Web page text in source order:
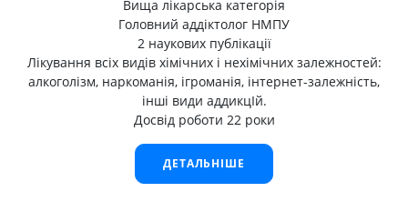
Вища лікарська категорія
Головний аддіктолог НМПУ
2 наукових публікації
Лікування всіх видів хімічних і нехімічних залежностей:
алкоголізм, наркоманія, ігроманія, інтернет-залежність,
інші види аддикцІй.
Досвід роботи 22 роки
ДЕТАЛЬНІШЕ